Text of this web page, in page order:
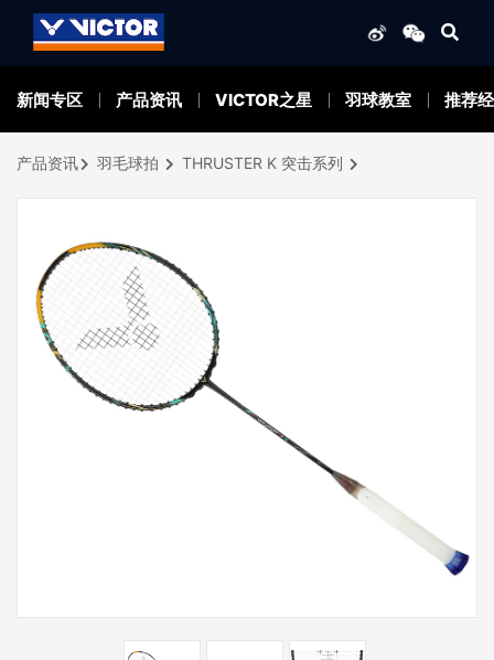
新闻专区 产品资讯 VICTOR之星 羽球教室 推荐
产品资讯 羽毛球拍 THRUSTER K 突击系列